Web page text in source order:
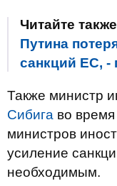
Читайте
Путина
санкций ЕС,
Также министр
Сибига во
министров
усиление
необходимым.